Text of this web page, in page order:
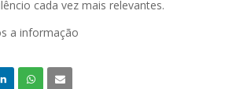
cada vez mais relevantes.
a informação